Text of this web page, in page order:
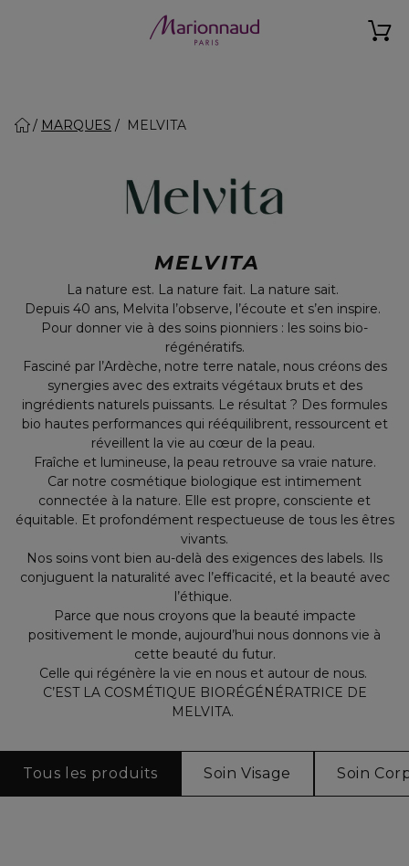
MARQUES MELVITA
MELVITA
La nature est. La nature fait. La nature sait.
Depuis 40 ans, Melvita l’observe, l’écoute et s’en inspire.
Pour donner vie à des soins pionniers : les soins bio-
régénératifs.
Fasciné par l’Ardèche, notre terre natale, nous créons des
synergies avec des extraits végétaux bruts et des
ingrédients naturels puissants. Le résultat ? Des formules
bio hautes performances qui rééquilibrent, ressourcent et
réveillent la vie au cœur de la peau.
Fraîche et lumineuse, la peau retrouve sa vraie nature.
Car notre cosmétique biologique est intimement
connectée à la nature. Elle est propre, consciente et
équitable. Et profondément respectueuse de tous les êtres
vivants.
Nos soins vont bien au-delà des exigences des labels. Ils
conjuguent la naturalité avec l’efficacité, et la beauté avec
l’éthique.
Parce que nous croyons que la beauté impacte
positivement le monde, aujourd’hui nous donnons vie à
cette beauté du futur.
Celle qui régénère la vie en nous et autour de nous.
C’EST LA COSMÉTIQUE BIORÉGÉNÉRATRICE DE
MELVITA.
Tous les produits Soin Visage Soin